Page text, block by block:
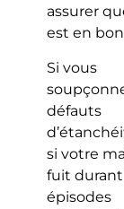
assurer
est en
Si vous
défauts
si votre
fuit durant
épisodes